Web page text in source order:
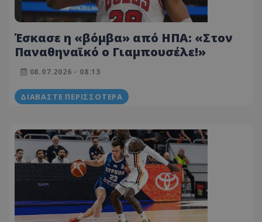
Έσκασε η «βόμβα» από ΗΠΑ: «Στον
Παναθηναϊκό ο Γιαμπουσέλε!»
08.07.2026 - 08:13
ΔΙΑΒΆΣΤΕ ΠΕΡΙΣΣΌΤΕΡΑ